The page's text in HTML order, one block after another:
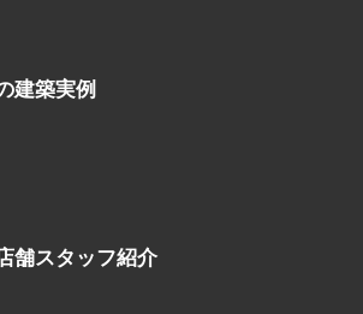
建築実例
舗スタッフ紹介